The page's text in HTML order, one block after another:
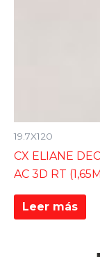
19.7X120
CX ELIANE
AC 3D RT
Leer más